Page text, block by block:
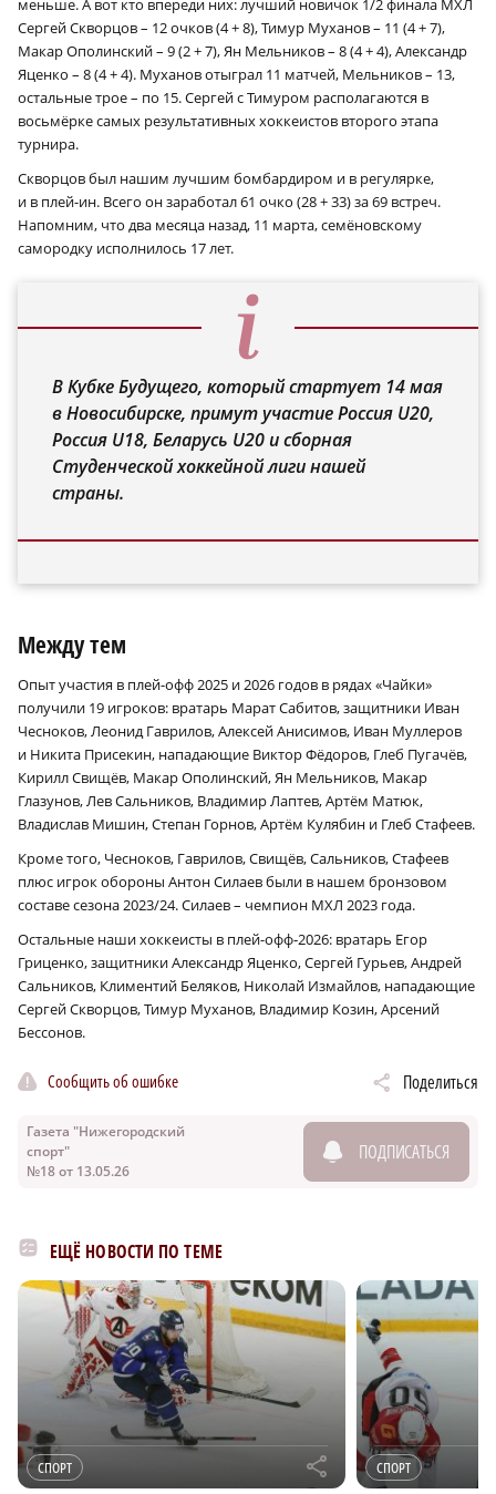
меньше. А вот кто впереди них: лучший новичок 1/2 финала МХЛ
Сергей Скворцов – 12 очков (4 + 8), Тимур Муханов – 11 (4 + 7),
Макар Ополинский – 9 (2 + 7), Ян Мельников – 8 (4 + 4), Александр
Яценко – 8 (4 + 4). Муханов отыграл 11 матчей, Мельников – 13,
остальные трое – по 15. Сергей с Тимуром располагаются в
восьмёрке самых результативных хоккеистов второго этапа
турнира.
Скворцов был нашим лучшим бомбардиром и в регулярке,
и в плей-ин. Всего он заработал 61 очко (28 + 33) за 69 встреч.
Напомним, что два месяца назад, 11 марта, семёновскому
самородку исполнилось 17 лет.
В Кубке Будущего, который стартует 14 мая
в Новосибирске, примут участие Россия U20,
Россия U18, Беларусь U20 и сборная
Студенческой хоккейной лиги нашей
страны.
Между тем
Опыт участия в плей-офф 2025 и 2026 годов в рядах «Чайки»
получили 19 игроков: вратарь Марат Сабитов, защитники Иван
Чесноков, Леонид Гаврилов, Алексей Анисимов, Иван Муллеров
и Никита Присекин, нападающие Виктор Фёдоров, Глеб Пугачёв,
Кирилл Свищёв, Макар Ополинский, Ян Мельников, Макар
Глазунов, Лев Сальников, Владимир Лаптев, Артём Матюк,
Владислав Мишин, Степан Горнов, Артём Кулябин и Глеб Стафеев.
Кроме того, Чесноков, Гаврилов, Свищёв, Сальников, Стафеев
плюс игрок обороны Антон Силаев были в нашем бронзовом
составе сезона 2023/24. Силаев – чемпион МХЛ 2023 года.
Остальные наши хоккеисты в плей-офф‑2026: вратарь Егор
Гриценко, защитники Александр Яценко, Сергей Гурьев, Андрей
Сальников, Климентий Беляков, Николай Измайлов, нападающие
Сергей Скворцов, Тимур Муханов, Владимир Козин, Арсений
Бессонов.
Сообщить об ошибке Поделиться
Газета "Нижегородский
спорт"
№18 от 13.05.26
ПОДПИСАТЬСЯ
ЕЩЁ НОВОСТИ ПО ТЕМЕ
СПОРТ r СПОРТ